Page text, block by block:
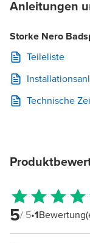
Anleitungen
Storke Nero
Teileliste
Technische
5/ 5•1